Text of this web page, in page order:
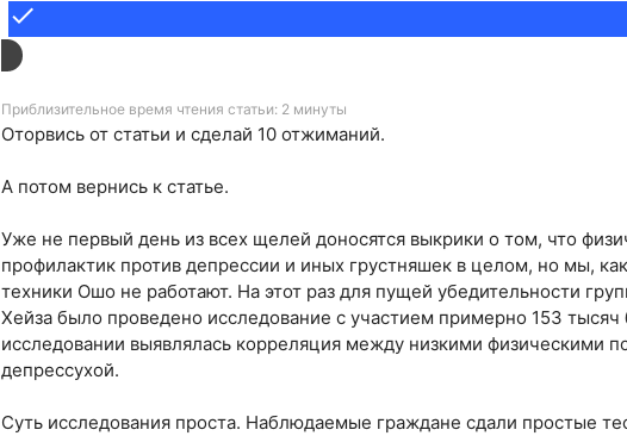
done
Приблизительное время чтения статьи: 2 минуты
Оторвись от статьи и сделай 10 отжиманий.
А потом вернись к статье.
Уже не первый день из всех щелей доносятся выкрики о том, что
профилактик против депрессии и иных грустняшек в целом, но мы,
техники Ошо не работают. На этот раз для пущей убедительности
Хейза было проведено исследование с участием примерно 153 тысяч
исследовании выявлялась корреляция между низкими физическими
депрессухой.
Суть исследования проста. Наблюдаемые граждане сдали простые